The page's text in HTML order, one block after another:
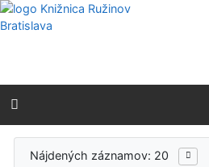
Prejsť na obsah
Prejsť na menu
Prehlásenie o webovej
Výsledky
Nájdených záznamov: 20